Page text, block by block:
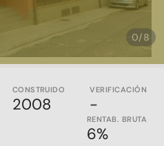
0/8
CONSTRUIDO
2008
VERIFICACIÓN
-
RENTAB. BRUTA
6%